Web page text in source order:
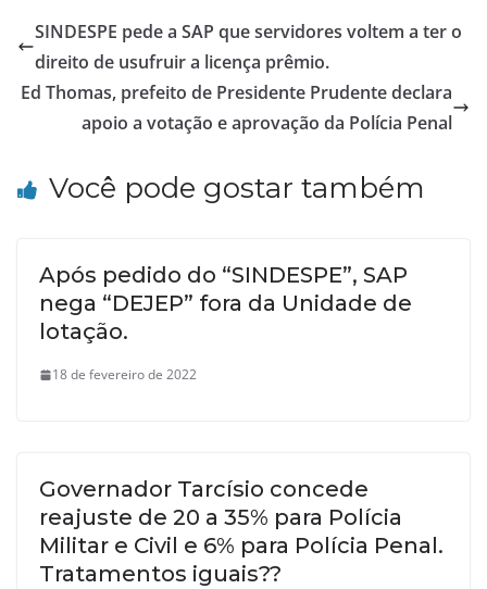
SINDESPE pede a SAP que servidores voltem a ter o
direito de usufruir a licença prêmio.
Ed Thomas, prefeito de Presidente Prudente declara
apoio a votação e aprovação da Polícia Penal
Você pode gostar também
Após pedido do “SINDESPE”, SAP
nega “DEJEP” fora da Unidade de
lotação.
18 de fevereiro de 2022
Governador Tarcísio concede
reajuste de 20 a 35% para Polícia
Militar e Civil e 6% para Polícia Penal.
Tratamentos iguais??